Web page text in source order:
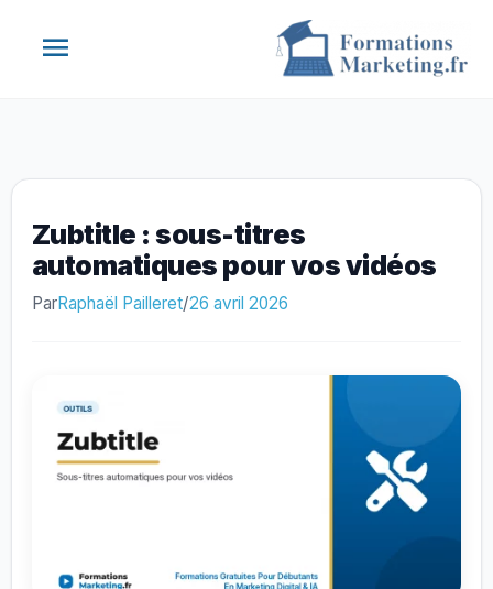
Menu
Zubtitle : sous-titres
automatiques pour vos vidéos
ParRaphaël Pailleret/26 avril 2026